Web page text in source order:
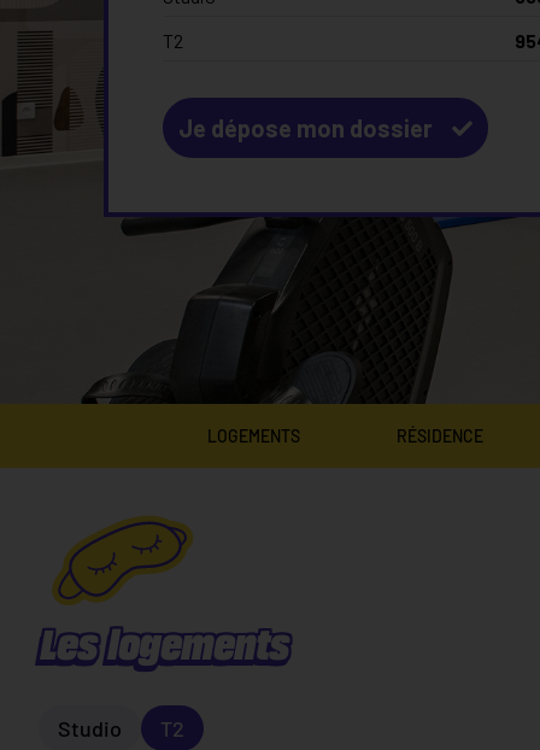
T2
Je dépose mon dossier
LOGEMENTS RÉSIDENCE
Les logements
Studio T2